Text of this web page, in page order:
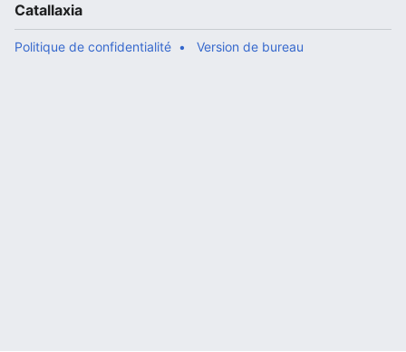
Catallaxia
Politique de confidentialité Version de bureau